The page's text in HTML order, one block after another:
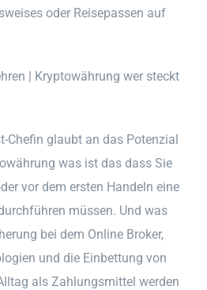
oder Reisepassen auf
| Kryptowährung wer steckt
Chefin glaubt an das Potenzial
was ist das dass Sie
vor dem ersten Handeln eine
müssen. Und was
bei dem Online Broker,
und die Einbettung von
als Zahlungsmittel werden